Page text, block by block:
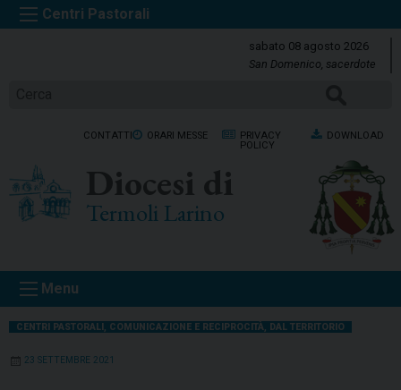
k
t
sabato 08 agosto 2026
San Domenico, sacerdote
CONTATTI ORARI MESSE
PRIVACY
POLICY
DOWNLOAD
Diocesi di
Termoli Larino
Menu
CENTRI PASTORALI, COMUNICAZIONE E RECIPROCITÀ, DAL TERRITORIO
23 SETTEMBRE 2021